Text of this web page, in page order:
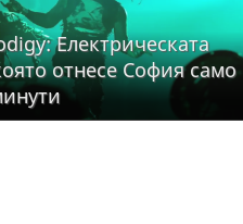
Електрическата
отнесе София само